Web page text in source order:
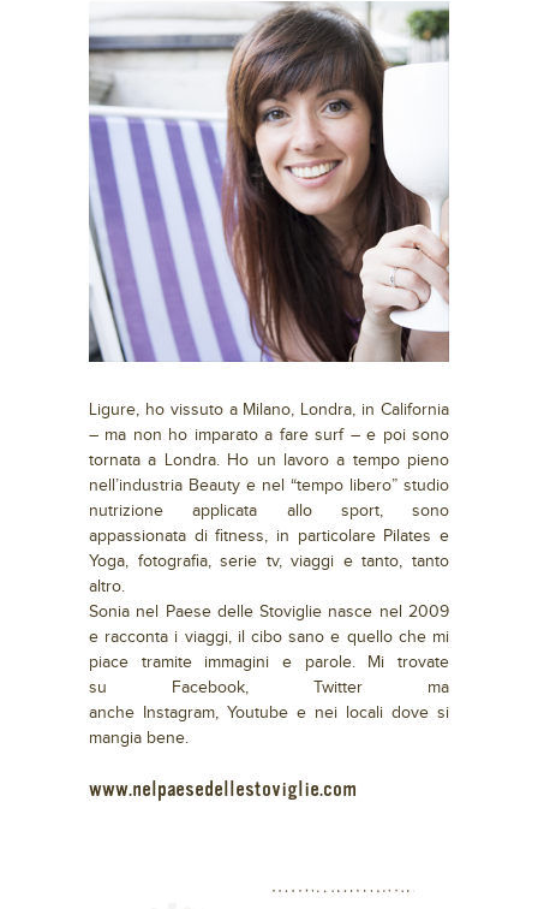
Ligure, ho vissuto a Milano, Londra, in California
– ma non ho imparato a fare surf – e poi sono
tornata a Londra. Ho un lavoro a tempo pieno
nell’industria Beauty e nel “tempo libero” studio
nutrizione applicata allo sport, sono
appassionata di fitness, in particolare Pilates e
Yoga, fotografia, serie tv, viaggi e tanto, tanto
altro.
Sonia nel Paese delle Stoviglie nasce nel 2009
e racconta i viaggi, il cibo sano e quello che mi
piace tramite immagini e parole. Mi trovate
su Facebook, Twitter ma
anche Instagram, Youtube e nei locali dove si
mangia bene.
www.nelpaesedellestoviglie.com